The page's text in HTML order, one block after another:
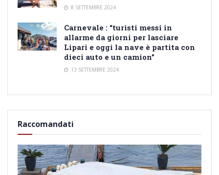
8 SETTEMBRE 2024
Carnevale : “turisti messi in
allarme da giorni per lasciare
Lipari e oggi la nave è partita con
dieci auto e un camion”
13 SETTEMBRE 2024
Raccomandati